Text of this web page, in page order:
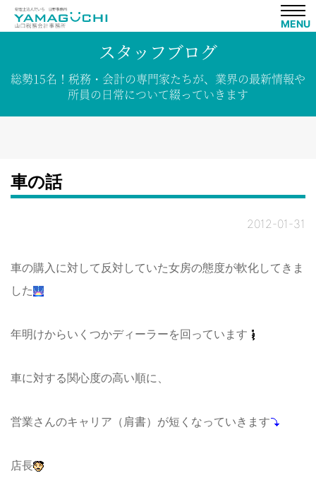
MENU
スタッフブログ
総勢15名！ 税務・会計の専門家たちが、 業界の最新情報や
所員の日常について綴っていきます
車の話
2012-01-31
車の購入に対して反対していた女房の態度が軟化してきま
した
年明けからいくつかディーラーを回っています
車に対する関心度の高い順に、
営業さんのキャリア（肩書）が短くなっていきます
店長